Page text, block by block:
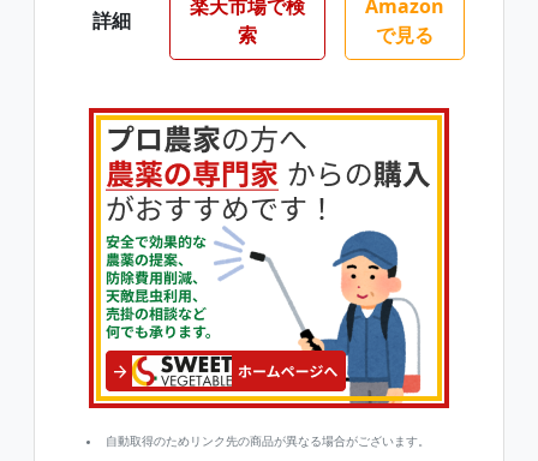
詳細
楽天市場で検
索
Amazon
で見る
自動取得のためリンク先の商品が異なる場合がございます。